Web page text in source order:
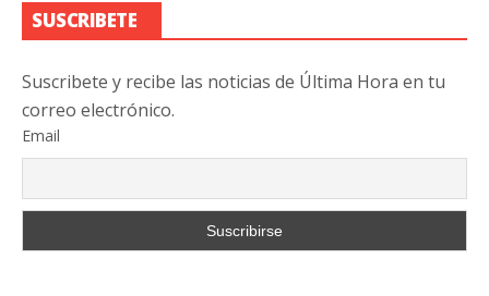
SUSCRIBETE
Suscribete y recibe las noticias de Última Hora en tu
correo electrónico.
Email